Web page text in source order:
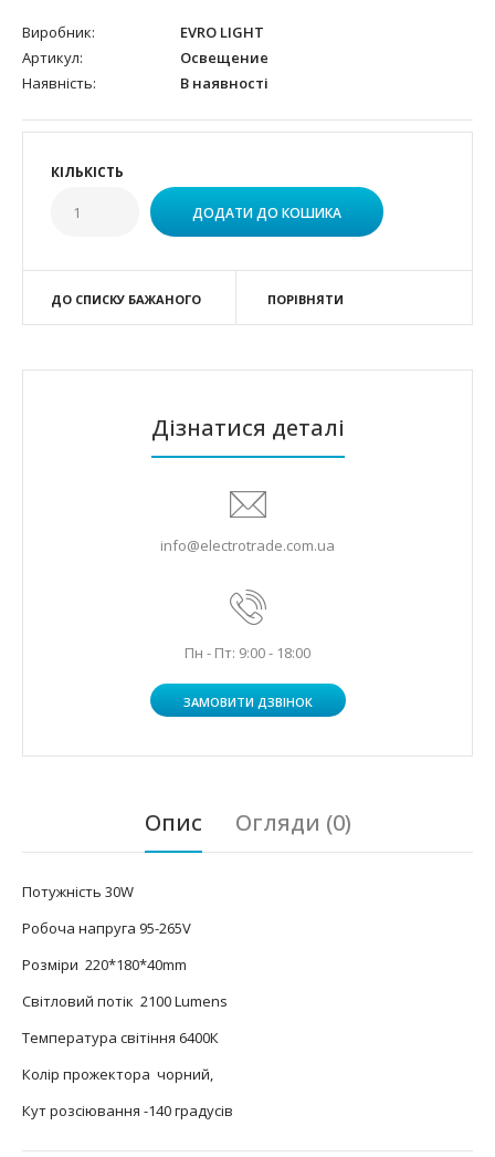
Виробник:
EVRO LIGHT
Артикул:
Освещение
Наявність:
В наявності
КІЛЬКІСТЬ
ДО СПИСКУ БАЖАНОГО ПОРІВНЯТИ
Дізнатися деталі
info@electrotrade.com.ua
Пн - Пт: 9:00 - 18:00
ЗАМОВИТИ ДЗВІНОК
Опис Огляди (0)
Потужність 30W
Робоча напруга 95-265V
Розміри 220*180*40mm
Світловий потік 2100 Lumens
Температура світіння 6400К
Колір прожектора чорний,
Кут розсіювання -140 градусів